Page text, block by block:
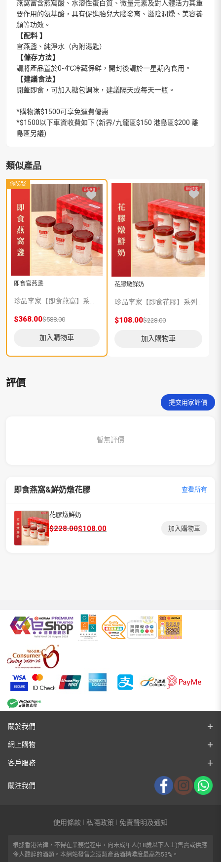
燕窩富含燕窩酸、水溶性蛋白質、微量元素及對人體活力其重
要作用的氨基酸，具有促進胎兒大腦發育、滋陰潤燥、美容養
顏等功效。
【配料 】
官燕盞、純淨水（內附湯匙）
【儲存方法】
請將產品置於0-4℃冷藏保鲜，開封後請於一星期內食用。
【建議食法】
開蓋即食，可加入糖包調味，建議隔天或每天一瓶。
*購物滿$1500可享免運費優惠
*$1500以下車資收費如下 (新界/九龍區$150 港島區$200 離
島區另議)
類似產品
你睇緊
即食官燕盞
$368.00$588.00
加入購物車
花膠燉鮮奶
$108.00$228.00
加入購物車
評價
提交用家評價
暫無評價
即食燕窩&鮮奶燉花膠 查看所有
花膠燉鮮奶
$228.00
原
$108.00
目
加入購物車
關於我們
網上購物
客戶服務
關注我們
使用條款 私隱政策 免責聲明及通知
根據香港法律，不得在業務過程中，向未成年人(18歲以下人士)售賣或供應
令人醺醉的酒類。本網站發售之酒類產品酒精濃度最高為53%。